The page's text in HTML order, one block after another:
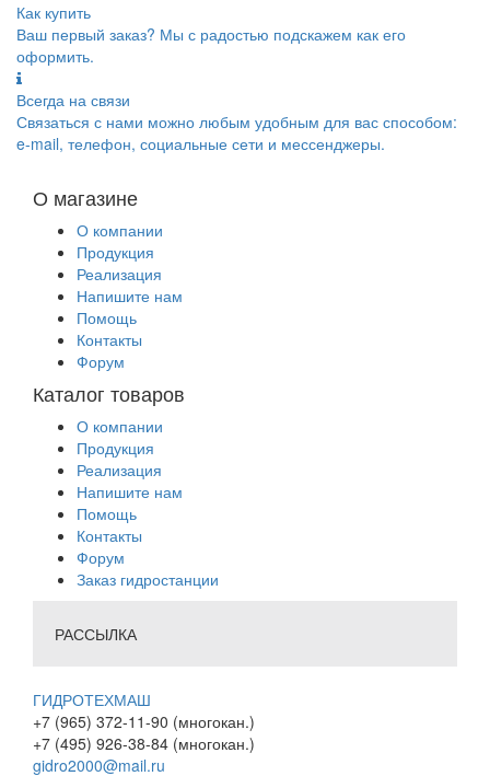
Как купить
Ваш первый заказ? Мы с радостью подскажем как его
оформить.
Всегда на связи
Связаться с нами можно любым удобным для вас способом:
e-mail, телефон, социальные сети и мессенджеры.
О магазине
О компании
Продукция
Реализация
Напишите нам
Помощь
Контакты
Форум
Каталог товаров
О компании
Продукция
Реализация
Напишите нам
Помощь
Контакты
Форум
Заказ гидростанции
РАССЫЛКА
ГИДРОТЕХМАШ
+7 (965) 372-11-90 (многокан.)
+7 (495) 926-38-84 (многокан.)
gidro2000@mail.ru